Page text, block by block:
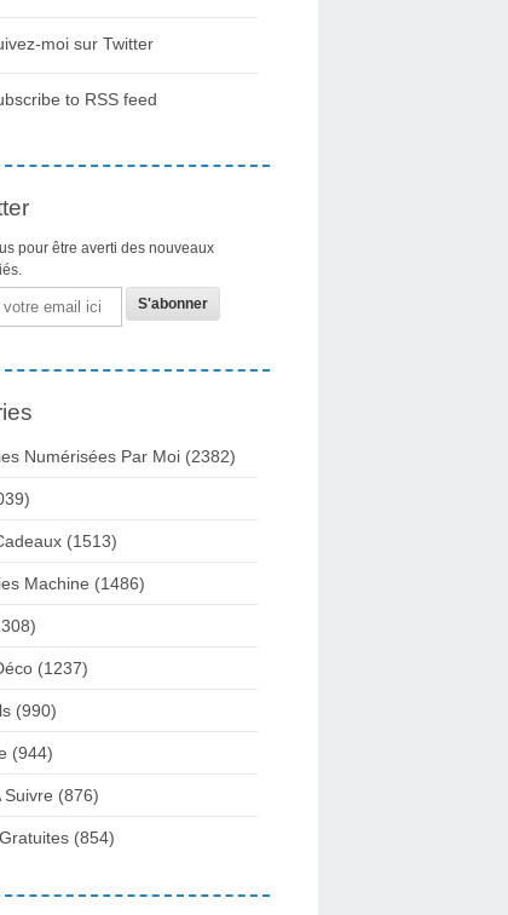
moi sur Twitter
to RSS feed
pour être averti des nouveaux
Numérisées Par Moi (2382)
(1513)
Machine (1486)
(1237)
(990)
(944)
Suivre (876)
(854)